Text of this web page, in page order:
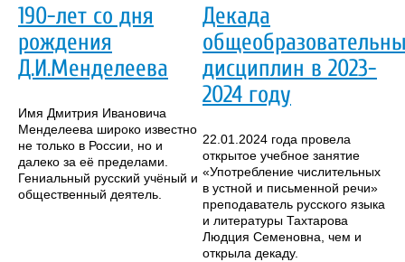
190-лет со дня
рождения
Д.И.Менделеева
Имя Дмитрия Ивановича
Менделеева широко известно
не только в России, но и
далеко за её пределами.
Гениальный русский учёный и
общественный деятель.
Декада
дисциплин в 2023-
2024 году
22.01.2024 года провела
открытое учебное занятие
«Употребление числительных
в устной и письменной речи»
преподаватель русского языка
и литературы Тахтарова
Людция Семеновна, чем и
открыла декаду.